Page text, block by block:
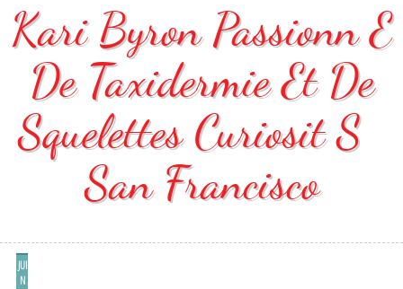
Kari Byron Passionn E
De Taxidermie Et De
Squelettes Curiosit S
San Francisco
JUI
N